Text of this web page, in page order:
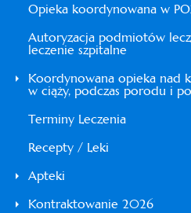
Opieka koordynowana w
Autoryzacja podmiotów
leczenie szpitalne
Koordynowana opieka nad
w ciąży, podczas porodu i
Terminy Leczenia
Recepty / Leki
Apteki
Kontraktowanie 2026